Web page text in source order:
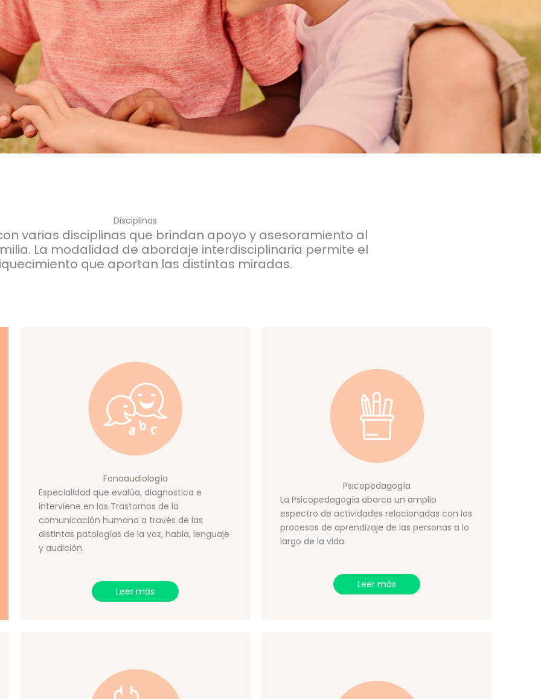
Disciplinas
varias disciplinas que brindan apoyo y asesoramiento al
La modalidad de abordaje interdisciplinaria permite el
que aportan las distintas miradas.
Fonoaudiología
Especialidad que evalúa, diagnostica e
interviene en los Trastornos de la
comunicación humana a través de las
distintas patologías de la voz, habla, lenguaje
y audición.
Leer más
Psicopedagogía
La Psicopedagogía abarca un amplio
espectro de actividades relacionadas con los
procesos de aprendizaje de las personas a lo
largo de la vida.
Leer más